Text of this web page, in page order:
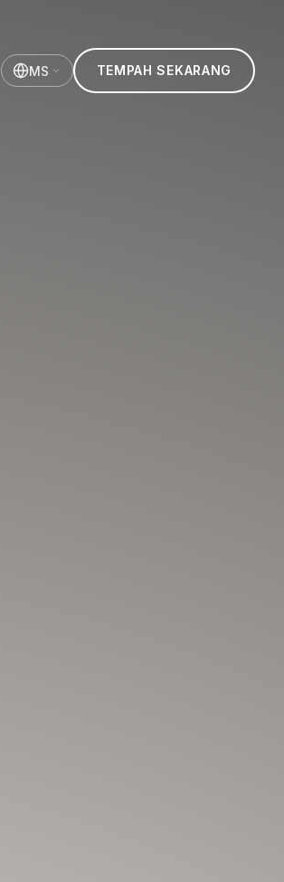
MS TEMPAH SEKARANG